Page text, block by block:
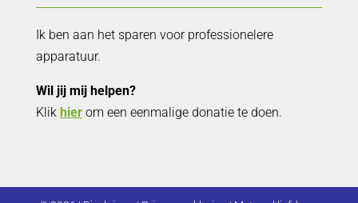
Ik ben aan het sparen voor professionelere
apparatuur.
Wil jij mij helpen?
Klik hierom een eenmalige donatie te doen.